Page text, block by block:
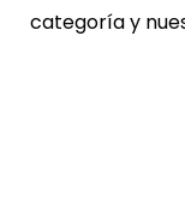
categoría y